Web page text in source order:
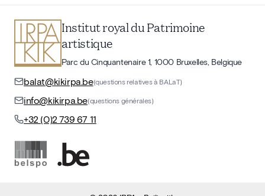
Institut royal du Patrimoine
artistique
Parc du Cinquantenaire 1, 1000 Bruxelles, Belgique
balat@kikirpa.be(questions relatives à BALaT)
info@kikirpa.be(questions générales)
+32 (0)2 739 67 11